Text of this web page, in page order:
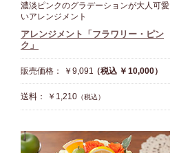
濃淡ピンクのグラデーションが大人可愛
いアレンジメント
アレンジメント「フラワリー・ピン
ク」
販売価格： ￥9,091（税込 ￥10,000）
送料： ￥1,210 （税込）